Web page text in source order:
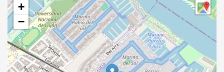
+
−